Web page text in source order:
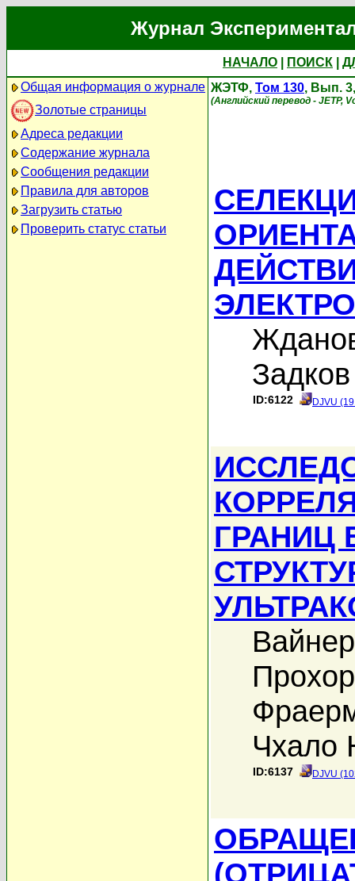
Журнал
НАЧАЛО ПОИСК
Общая информация о журнале
Золотые страницы
Адреса редакции
Содержание журнала
Сообщения редакции
Правила для авторов
Загрузить статью
Проверить статус статьи
ЖЭТФ, Том 130, Вып.
(Английский перевод - JETP,
ID:6122 DJVU
ГРАНИЦ
Чхало
ID:6137 DJVU